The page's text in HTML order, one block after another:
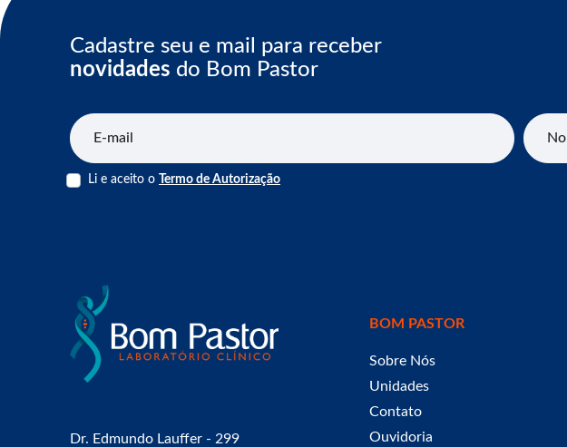
Cadastre seu e mail para receber
novidades do Bom Pastor
E-mail Nome
Li e aceito o Termo de Autorização
Dr. Edmundo Lauffer - 299
BOM PASTOR
Sobre Nós
Unidades
Contato
Ouvidoria